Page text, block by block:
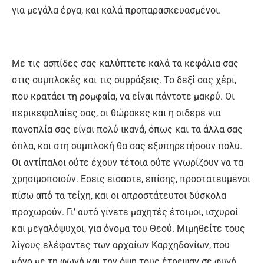
για μεγάλα έργα, και καλά προπαρασκευασμένοι.
Με τις ασπίδες σας καλύπτετε καλά τα κεφάλια σας
στις συμπλοκές και τις συρράξεις. Το δεξί σας χέρι,
που κρατάει τη ρομφαία, να είναι πάντοτε μακρύ. Οι
περικεφαλαίες σας, οι θώρακες και η σιδερέ νια
πανοπλία σας είναι πολύ ικανά, όπως και τα άλλα σας
όπλα, και στη συμπλοκή θα σας εξυπηρετήσουν πολύ.
Οι αντίπαλοι ούτε έχουν τέτοια ούτε γνωρίζουν να τα
χρησιμοποιούν. Εσείς είσαστε, επίσης, προστατευμένοι
πίσω από τα τείχη, και οι απροστάτευτοι δύσκολα
προχωρούν. Γι’ αυτό γίνετε μαχητές έτοιμοι, ισχυροί
και μεγαλόψυχοι, για όνομα του Θεού. Μιμηθείτε τους
λίγους ελέφαντες των αρχαίων Καρχηδονίων, που